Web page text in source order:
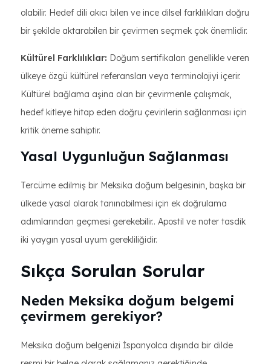
olabilir. Hedef dili akıcı bilen ve ince dilsel farklılıkları doğru
bir şekilde aktarabilen bir çevirmen seçmek çok önemlidir.
Kültürel Farklılıklar: Doğum sertifikaları genellikle veren
ülkeye özgü kültürel referansları veya terminolojiyi içerir.
Kültürel bağlama aşina olan bir çevirmenle çalışmak,
hedef kitleye hitap eden doğru çevirilerin sağlanması için
kritik öneme sahiptir.
Yasal Uygunluğun Sağlanması
Tercüme edilmiş bir Meksika doğum belgesinin, başka bir
ülkede yasal olarak tanınabilmesi için ek doğrulama
adımlarından geçmesi gerekebilir.. Apostil ve noter tasdik
iki yaygın yasal uyum gerekliliğidir.
Sıkça Sorulan Sorular
Neden Meksika doğum belgemi
çevirmem gerekiyor?
Meksika doğum belgenizi İspanyolca dışında bir dilde